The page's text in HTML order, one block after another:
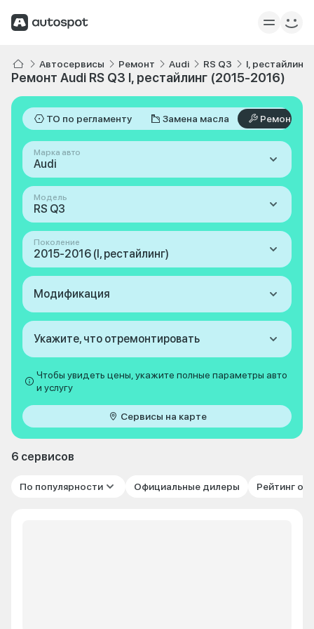
Автосервисы Ремонт Audi RS Q3 I, рестайлинг
Ремонт Audi RS Q3 I, рестайлинг (2015-2016)
ТО по регламенту Замена масла Ремонт
Марка авто
Audi
Модель
RS Q3
Поколение
2015-2016 (I, рестайлинг)
Модификация
Укажите, что отремонтировать
Чтобы увидеть цены, укажите полные параметры авто
и услугу
Сервисы на карте
6 сервисов
По популярности Официальные дилеры Рейтинг